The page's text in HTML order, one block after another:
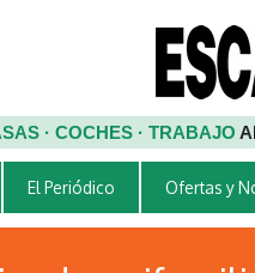
· COCHES · TRABAJO
El Periódico Ofertas y